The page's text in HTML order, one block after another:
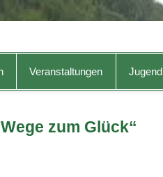
V.
Veranstaltungen Jugend
zum Glück“